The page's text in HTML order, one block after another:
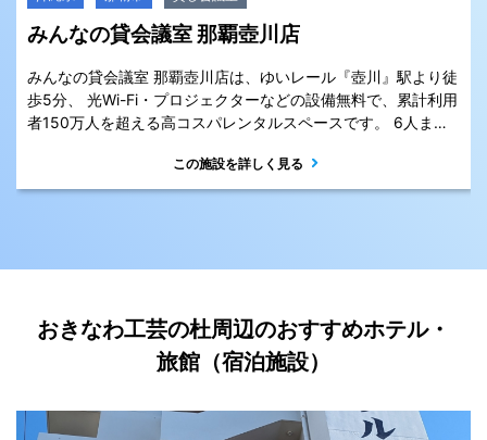
みんなの貸会議室 那覇壺川店
みんなの貸会議室 那覇壺川店は、ゆいレール『壺川』駅より徒
歩5分、 光Wi-Fi・プロジェクターなどの設備無料で、累計利用
者150万人を超える高コスパレンタルスペースです。 6人まで
会議室まで利用用途に合わせてご利用ください。
この施設を詳しく見る
おきなわ工芸の杜周辺のおすすめホテル・
旅館（宿泊施設）